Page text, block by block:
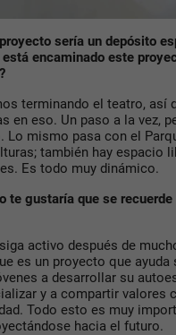
sería un depósito
encaminado este
terminando el teatro, así
en eso. Un paso a la vez,
Lo mismo pasa con el
también hay espacio
Es todo muy dinámico.
te gustaría que se
activo después de
es un proyecto que
a desarrollar su
y a compartir valores
Todo esto es muy
hacia el futuro.